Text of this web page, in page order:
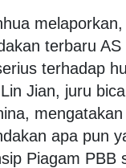
terbaru AS
terhadap
Jian, juru
mengatakan
apa pun
Piagam PBB